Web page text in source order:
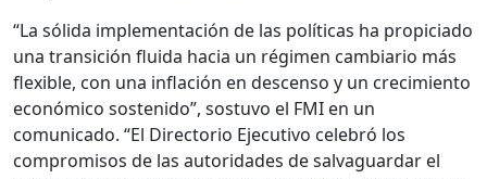
“La sólida implementación de las políticas ha propiciado
una transición fluida hacia un régimen cambiario más
flexible, con una inflación en descenso y un crecimiento
económico sostenido”, sostuvo el FMI en un
comunicado. “El Directorio Ejecutivo celebró los
compromisos de las autoridades de salvaguardar el